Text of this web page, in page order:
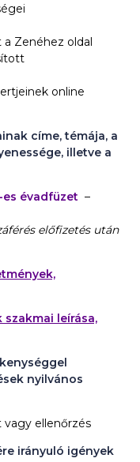
Zenéhez oldal
online
címe, témája, a
illetve a
évadfüzet –
előfizetés után
leírása,
nyilvános
vagy ellenőrzés
irányuló igények